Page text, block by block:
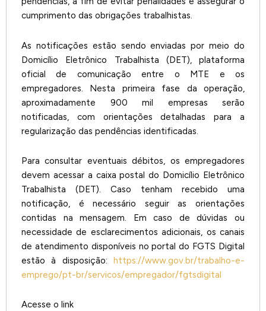
cumprimento das obrigações trabalhistas.
As notificações estão sendo enviadas por meio do
Domicílio Eletrônico Trabalhista (DET), plataforma
oficial de comunicação entre o MTE e os
empregadores. Nesta primeira fase da operação,
aproximadamente 900 mil empresas serão
notificadas, com orientações detalhadas para a
regularização das pendências identificadas.
Para consultar eventuais débitos, os empregadores
devem acessar a caixa postal do Domicílio Eletrônico
Trabalhista (DET). Caso tenham recebido uma
notificação, é necessário seguir as orientações
contidas na mensagem. Em caso de dúvidas ou
necessidade de esclarecimentos adicionais, os canais
de atendimento disponíveis no portal do FGTS Digital
estão à disposição: https://www.gov.br/trabalho-e-
emprego/pt-br/servicos/empregador/fgtsdigital
Acesse o link